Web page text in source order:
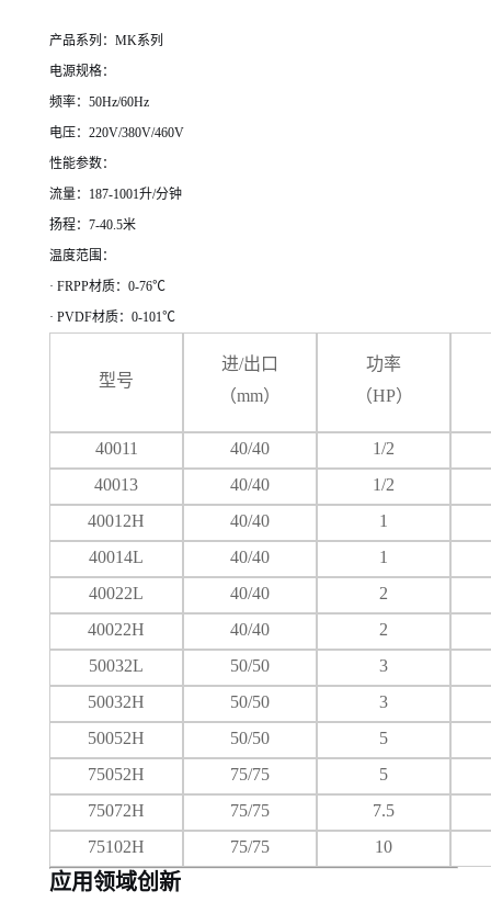
产品系列：MK系列
电源规格：
频率：50Hz/60Hz
电压：220V/380V/460V
性能参数：
流量：187-1001升/分钟
扬程：7-40.5米
温度范围：
· FRPP材质：0-76℃
· PVDF材质：0-101℃
型号
进/出口
（mm）
功率
（HP）
40011 40/40
1/2
40013
40/40
1/2
40012H
40/40
1
40014L
40/40
1
40022L
40/40
2
40022H
40/40
2
50032L
50/50
3
50032H
50/50
3
50052H
50/50
5
75052H
75/75
5
75072H
75/75
7.5
75102H
75/75 10
应用领域创新